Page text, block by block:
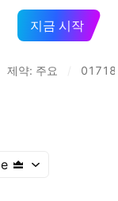
지금 시작
제약: 주요